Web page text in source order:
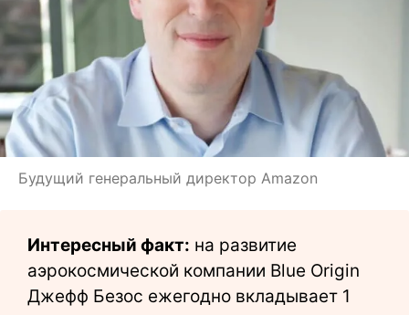
Будущий генеральный директор Amazon
Интересный факт: на развитие
аэрокосмической компании Blue Origin
Джефф Безос ежегодно вкладывает 1